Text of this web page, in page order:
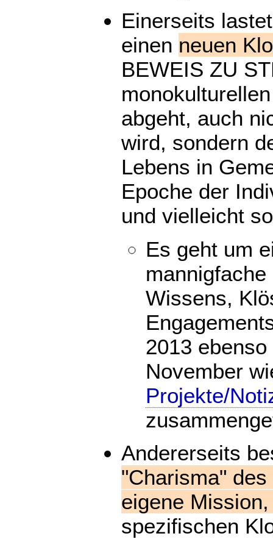
Einerseits
einen neuen
BEWEIS ZU
abgeht, auch
wird, sondern
Lebens in
Epoche der
und vielleicht
Es geht um
Wissens,
2013
November
Projekte/
Andererseits
"Charisma"
eigene
spezifischen